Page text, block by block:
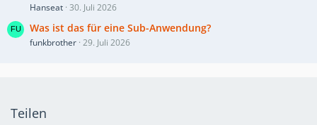
Hanseat 30. Juli 2026
Was ist das für eine Sub-Anwendung?
funkbrother 29. Juli 2026
Teilen